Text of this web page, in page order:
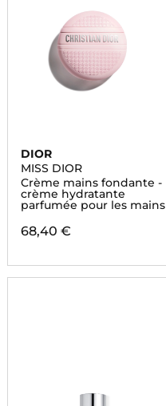
DIOR
MISS DIOR
Crème mains fondante -
crème hydratante
parfumée pour les mains
68,40 €